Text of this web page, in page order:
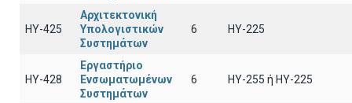
ΗΥ-425
Αρχιτεκτονική
Υπολογιστικών
Συστημάτων
6 HY-225
ΗΥ-428
Εργαστήριο
Ενσωματωμένων
Συστημάτων
6 ΗΥ-255 ή HY-225